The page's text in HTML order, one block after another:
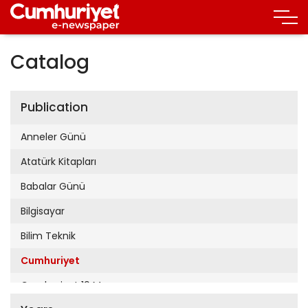
Catalog
Publication
Anneler Günü
Atatürk Kitapları
Babalar Günü
Bilgisayar
Bilim Teknik
Cumhuriyet
Cumhuriyet 19 Mayıs